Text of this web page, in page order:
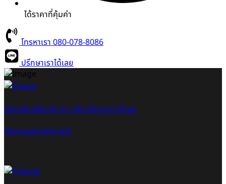
ได้ราคาที่คุ้มค่า
โทรหาเรา 080-078-8086
ปรึกษาเราได้เลย
คลิกเพิ่มเพื่อนกับเรา แล้วปรึกษาเราได้เลย
@poliganultimate